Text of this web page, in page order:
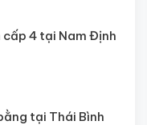
cấp 4 tại Nam Định
tại Thái Bình